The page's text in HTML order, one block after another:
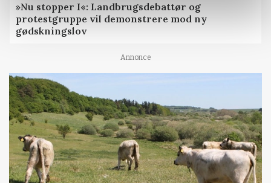
»Nu stopper I«: Landbrugsdebattør og
protestgruppe vil demonstrere mod ny
gødskningslov
Annonce